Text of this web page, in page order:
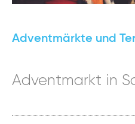
Adventmärkte und
Adventmarkt in